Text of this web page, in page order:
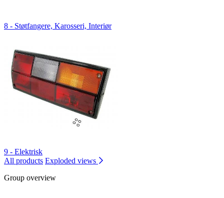
8 - Støtfangere, Karosseri, Interiør
9 - Elektrisk
All products Exploded views
Group overview